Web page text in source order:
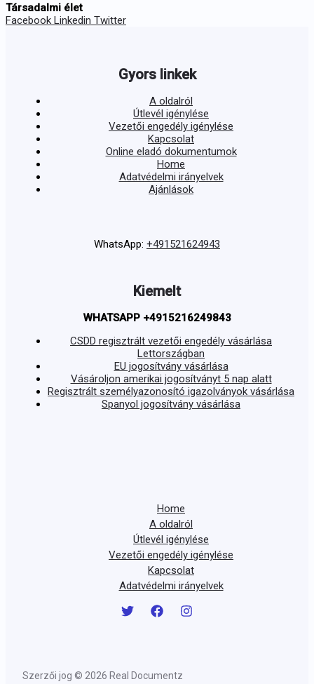
Társadalmi élet
Facebook Linkedin Twitter
Gyors linkek
A oldalról
Útlevél igénylése
Vezetői engedély igénylése
Kapcsolat
Online eladó dokumentumok
Home
Adatvédelmi irányelvek
Ajánlások
WhatsApp: +491521624943
Kiemelt
WHATSAPP +4915216249843
CSDD regisztrált vezetői engedély vásárlása
Lettországban
EU jogosítvány vásárlása
Vásároljon amerikai jogosítványt 5 nap alatt
Regisztrált személyazonosító igazolványok vásárlása
Spanyol jogosítvány vásárlása
Home
A oldalról
Útlevél igénylése
Vezetői engedély igénylése
Kapcsolat
Adatvédelmi irányelvek
Szerzői jog © 2026 Real Documentz